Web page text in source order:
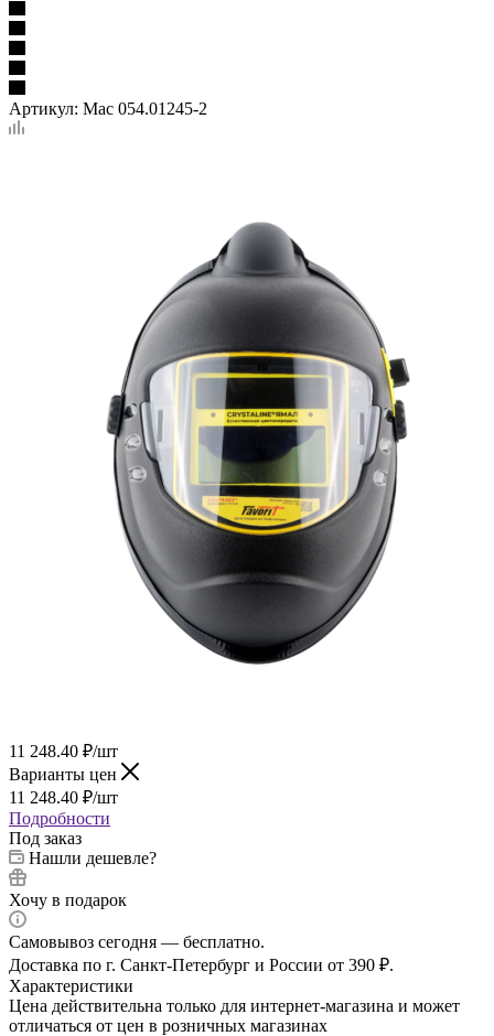
Артикул: Мас 054.01245-2
11 248.40 ₽/шт
Варианты цен
11 248.40 ₽/шт
Подробности
Под заказ
Нашли дешевле?
Хочу в подарок
Самовывоз сегодня — бесплатно.
Доставка по г. Санкт-Петербург и России от 390 ₽.
Характеристики
Цена действительна только для интернет-магазина и может
отличаться от цен в розничных магазинах